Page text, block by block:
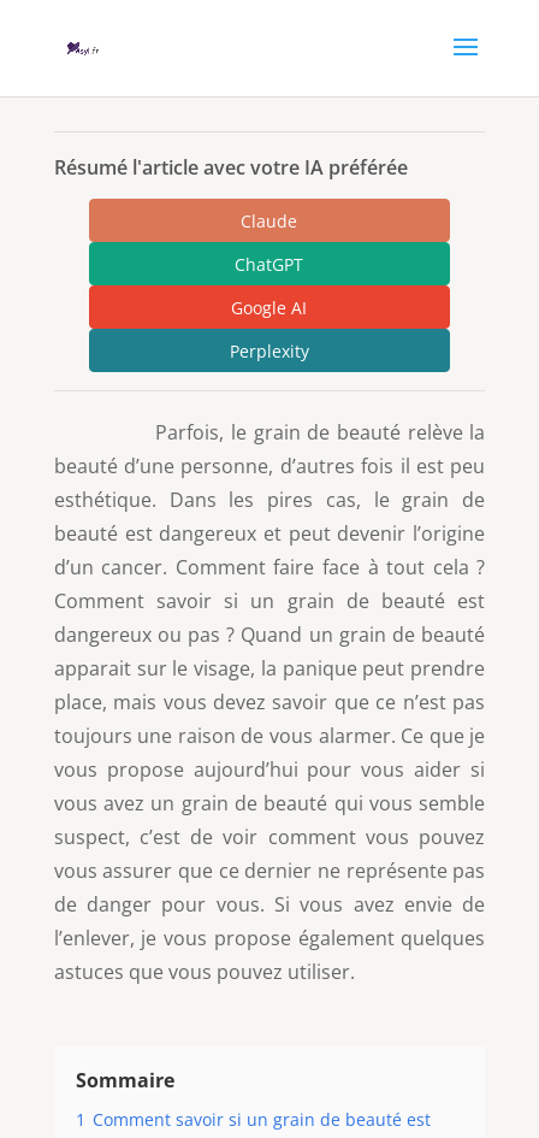
Résumé l'article avec votre IA préférée
Claude
ChatGPT
Google AI
Perplexity
Parfois, le grain de beauté relève la
beauté d’une personne, d’autres fois il est peu
esthétique. Dans les pires cas, le grain de
beauté est dangereux et peut devenir l’origine
d’un cancer. Comment faire face à tout cela ?
Comment savoir si un grain de beauté est
dangereux ou pas ? Quand un grain de beauté
apparait sur le visage, la panique peut prendre
place, mais vous devez savoir que ce n’est pas
toujours une raison de vous alarmer. Ce que je
vous propose aujourd’hui pour vous aider si
vous avez un grain de beauté qui vous semble
suspect, c’est de voir comment vous pouvez
vous assurer que ce dernier ne représente pas
de danger pour vous. Si vous avez envie de
l’enlever, je vous propose également quelques
astuces que vous pouvez utiliser.
Sommaire
1 Comment savoir si un grain de beauté est